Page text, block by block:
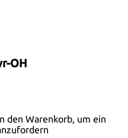
OH
den Warenkorb, um ein